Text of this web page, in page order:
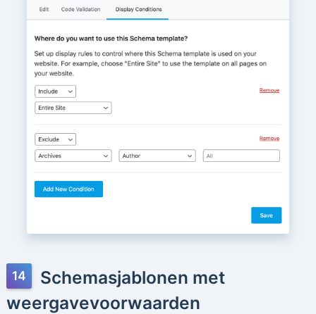
Schemasjablonen met
weergavevoorwaarden